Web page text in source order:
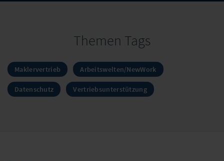
Themen Tags
Maklervertrieb Arbeitswelten/NewWork
Datenschutz Vertriebsunterstützung